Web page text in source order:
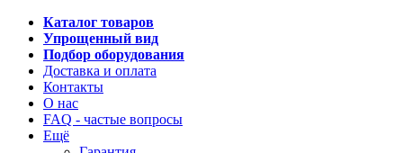
Каталог товаров
Упрощенный вид
Подбор оборудования
Доставка и оплата
Контакты
О нас
FAQ - частые вопросы
Ещё